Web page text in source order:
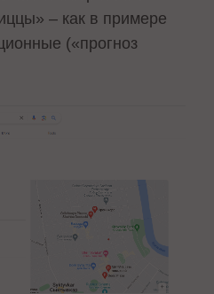
– как в примере
(«прогноз